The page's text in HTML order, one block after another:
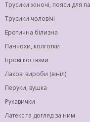
Трусики жіночі, пояси для
Трусики чоловічі
Еротична білизна
Панчохи, колготки
Ігрові костюми
Лакові вироби (вініл)
Перуки, вушка
Рукавички
Латекс та догляд за ним